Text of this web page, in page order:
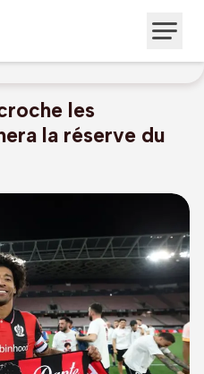
les
la réserve du